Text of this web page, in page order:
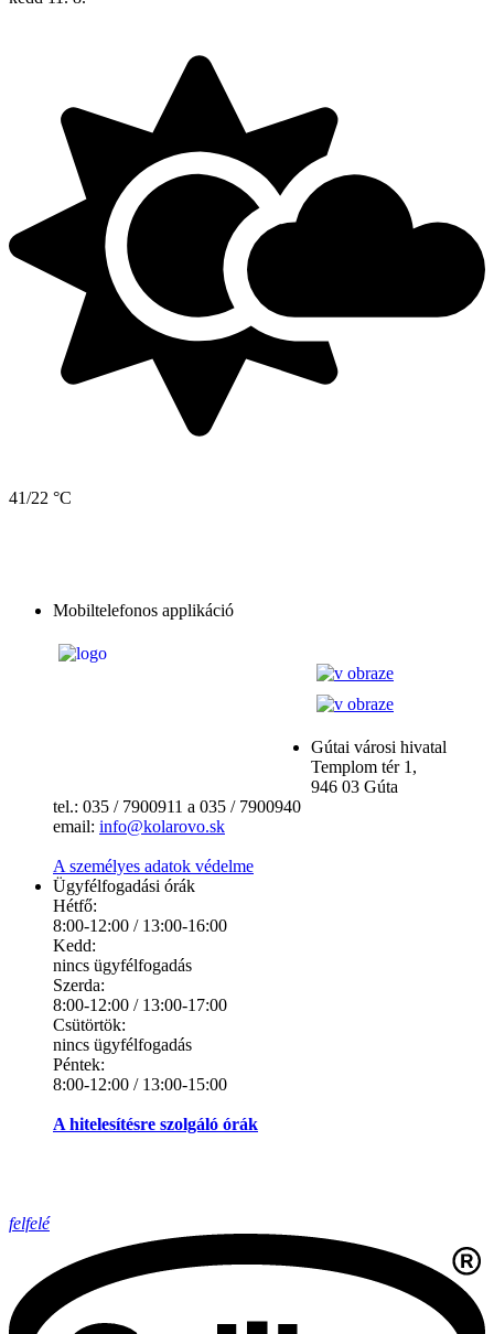
41/22 °C
Mobiltelefonos applikáció
Gútai városi hivatal
Templom tér 1,
946 03 Gúta
tel.: 035 / 7900911 a 035 / 7900940
email: info@kolarovo.sk
A személyes adatok védelme
Ügyfélfogadási órák
Hétfő:
8:00-12:00 / 13:00-16:00
Kedd:
nincs ügyfélfogadás
Szerda:
8:00-12:00 / 13:00-17:00
Csütörtök:
nincs ügyfélfogadás
Péntek:
8:00-12:00 / 13:00-15:00
A hitelesítésre szolgáló órák
felfelé